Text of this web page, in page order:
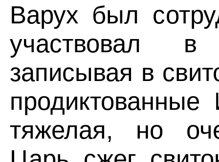
Варух был
участвовал
записывая в
тяжелая, но